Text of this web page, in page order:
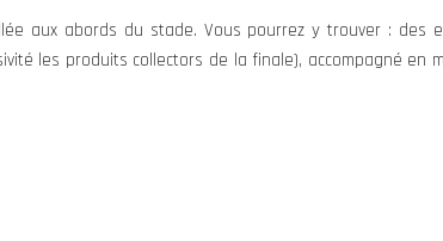
aux abords du stade. Vous pourrez y trouver : des
les produits collectors de la finale), accompagné en